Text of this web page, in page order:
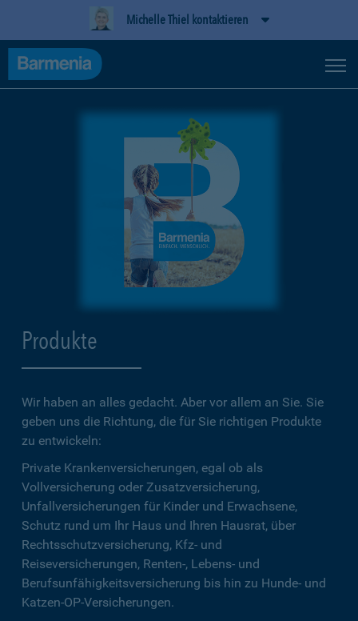
Michelle Thiel kontaktieren
Produkte
Wir haben an alles gedacht. Aber vor allem an Sie. Sie
geben uns die Richtung, die für Sie richtigen Produkte
zu entwickeln:
Private Krankenversicherungen, egal ob als
Vollversicherung oder Zusatzversicherung,
Unfallversicherungen für Kinder und Erwachsene,
Schutz rund um Ihr Haus und Ihren Hausrat, über
Rechtsschutzversicherung, Kfz- und
Reiseversicherungen, Renten-, Lebens- und
Berufsunfähigkeitsversicherung bis hin zu Hunde- und
Katzen-OP-Versicherungen.